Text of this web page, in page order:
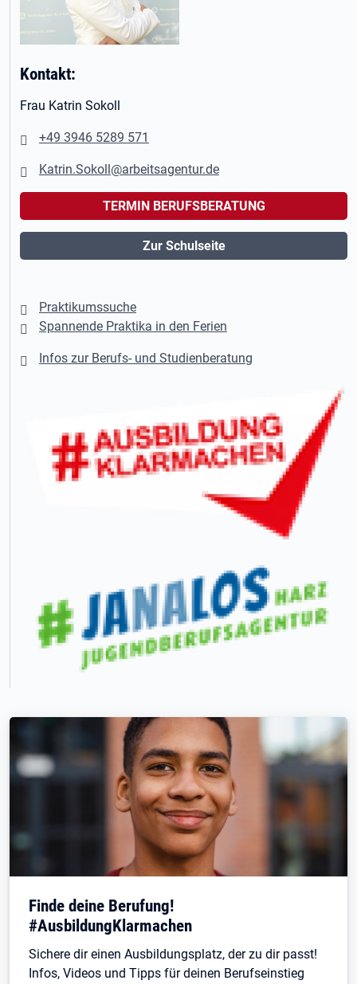
Kontakt:
Frau Katrin Sokoll
+49 3946 5289 571
Katrin.Sokoll@arbeitsagentur.de
TERMIN BERUFSBERATUNG
Zur Schulseite
Praktikumssuche
Spannende Praktika in den Ferien
Infos zur Berufs- und Studienberatung
Finde deine Berufung!
#AusbildungKlarmachen
Sichere dir einen Ausbildungsplatz, der zu dir passt!
Infos, Videos und Tipps für deinen Berufseinstieg